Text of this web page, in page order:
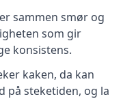
sammen smør og
som gir
konsistens.
kaken, da kan
på steketiden, og la